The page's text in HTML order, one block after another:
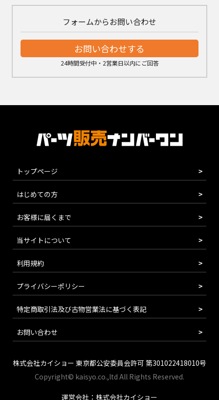
フォームからお問い合わせ
お問い合わせする
24時間受付中・2営業日以内にご回答
トップページ
はじめての方
お客様に届くまで
当サイトについて
利用規約
プライバシーポリシー
特定商取引法及び古物営業法に基づく表記
お問い合わせ
株式会社カイショー 東京都公安委員会許可 第301022418010号
Copyright© kaisyo.co.,ltd All Rights Reserved.
運営会社：株式会社カイショー